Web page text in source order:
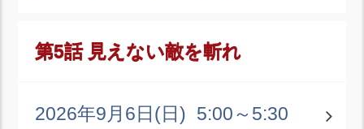
第5話 見えない敵を斬れ
2026年9月6日(日) 5:00～5:30